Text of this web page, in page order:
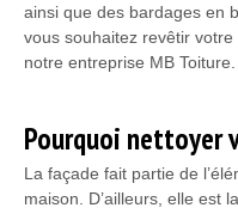
ainsi que des bardages en
vous souhaitez revêtir
notre entreprise MB Toiture.
Pourquoi nettoyer
La façade fait partie de
maison. D’ailleurs, elle est